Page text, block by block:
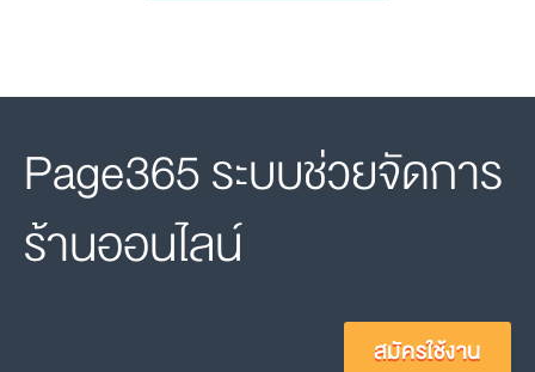
Page365 ระบบช่วยจัดการ
ร้านออนไลน์
สมัครใช้งาน